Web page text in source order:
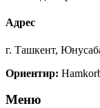
Адрес
г. Ташкент,
Ориентир:
Меню